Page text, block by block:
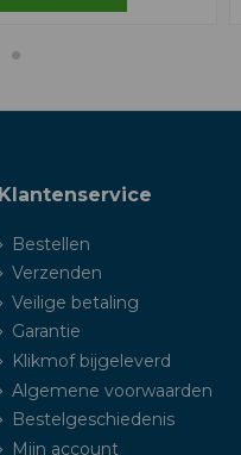
Klantenservice
Bestellen
Verzenden
Veilige betaling
Garantie
Klikmof bijgeleverd
Algemene voorwaarden
Bestelgeschiedenis
Mijn account